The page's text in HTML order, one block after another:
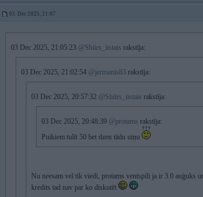
03. Dec 2025, 21:07
03 Dec 2025, 21:05:23 @Shiirs_iistais rakstīja:
03 Dec 2025, 21:02:54 @jermanis83 rakstīja:
03 Dec 2025, 20:57:32 @Shiirs_iistais rakstīja:
03 Dec 2025, 20:48:39 @protams rakstīja:
Puikiem tulīt 50 bet dzen tādu uiņu
Nu neesam vel tik viedi, protams ventspili ja ir 3.0 auģuks
kredits tad nav par ko diskutēt